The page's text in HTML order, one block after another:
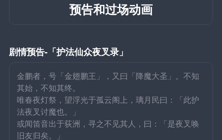
预告和过场动画
剧情预告-「护法仙众夜叉录」
金鹏者，号「金翅鹏王」，又曰「降魔大圣」。不知
其始，不知其终。
唯春夜灯祭，望浮光于孤云阁上，璃月民曰：「此护
法夜叉讨魔也。」
或闻笛音出于荻洲，寻之不见其人，曰：「是夜叉唤
旧友归矣。」